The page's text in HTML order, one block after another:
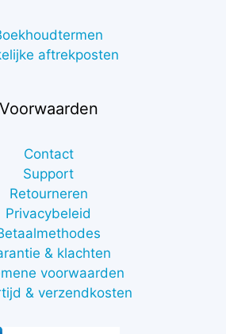
aftrekposten
Voorwaarden
Contact
Support
Retourneren
Privacybeleid
& klachten
voorwaarden
& verzendkosten